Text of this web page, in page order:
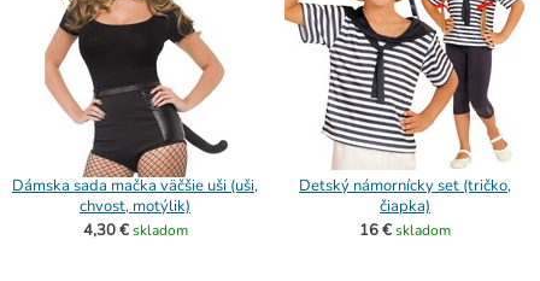
Dámska sada mačka väčšie uši (uši,
chvost, motýlik)
4,30 € skladom
Detský námornícky set (tričko,
čiapka)
16 €skladom